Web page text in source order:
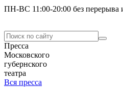
ПН-ВС 11:00-20:00 без перерыва
Пресса
Московского
губернского
театра
Вся пресса